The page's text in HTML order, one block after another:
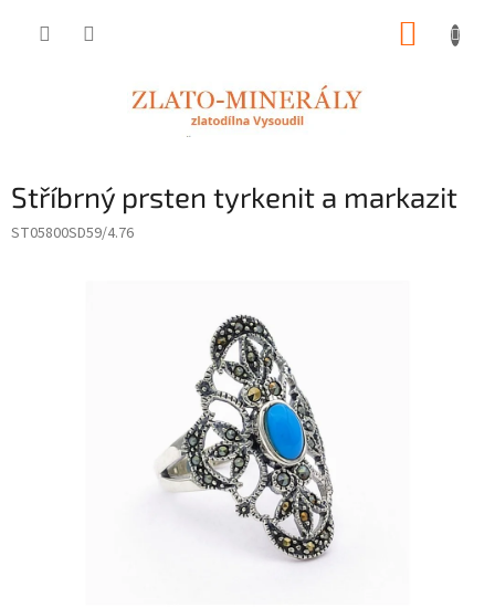
Stříbrný prsten tyrkenit a markazit
ST05800SD59/4.76